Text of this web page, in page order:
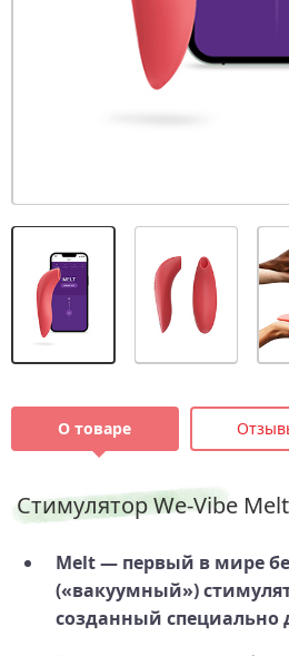
О товаре
Стимулятор We-Vibe Melt
Melt — первый в мире
(«вакуумный»)
созданный специально